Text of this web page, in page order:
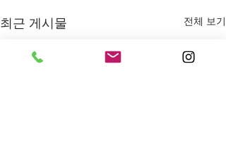
최근 게시물 전체 보기